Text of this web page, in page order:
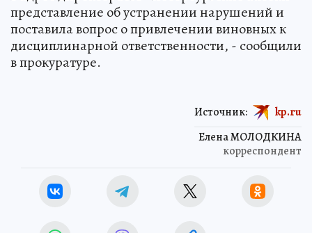
представление об устранении нарушений и
поставила вопрос о привлечении виновных к
дисциплинарной ответственности, - сообщили
в прокуратуре.
Елена МОЛОДКИНА
корреспондент
Источник: kp.ru